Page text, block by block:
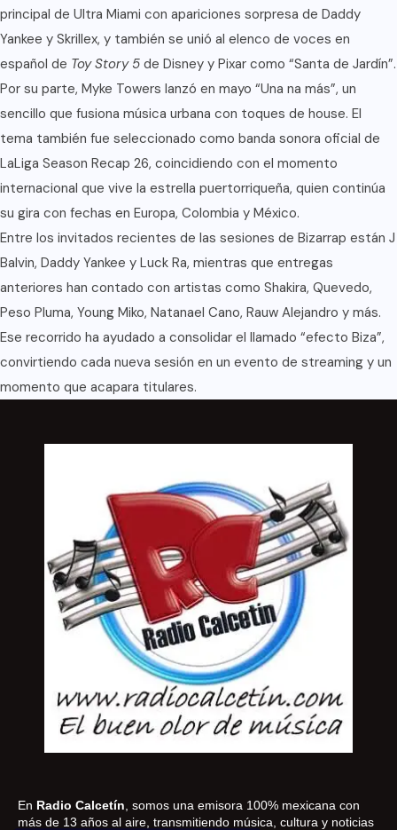
principal de Ultra Miami con apariciones sorpresa de Daddy
Yankee y Skrillex, y también se unió al elenco de voces en
español de Toy Story 5 de Disney y Pixar como “Santa de Jardín”.
Por su parte, Myke Towers lanzó en mayo “Una na más”, un
sencillo que fusiona música urbana con toques de house. El
tema también fue seleccionado como banda sonora oficial de
LaLiga Season Recap 26, coincidiendo con el momento
internacional que vive la estrella puertorriqueña, quien continúa
su gira con fechas en Europa, Colombia y México.
Entre los invitados recientes de las sesiones de Bizarrap están J
Balvin, Daddy Yankee y Luck Ra, mientras que entregas
anteriores han contado con artistas como Shakira, Quevedo,
Peso Pluma, Young Miko, Natanael Cano, Rauw Alejandro y más.
Ese recorrido ha ayudado a consolidar el llamado “efecto Biza”,
convirtiendo cada nueva sesión en un evento de streaming y un
momento que acapara titulares.
En Radio Calcetín , somos una emisora 100% mexicana con
más de 13 años al aire, transmitiendo música, cultura y noticias